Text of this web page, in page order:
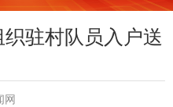
驻村队员入户送
网